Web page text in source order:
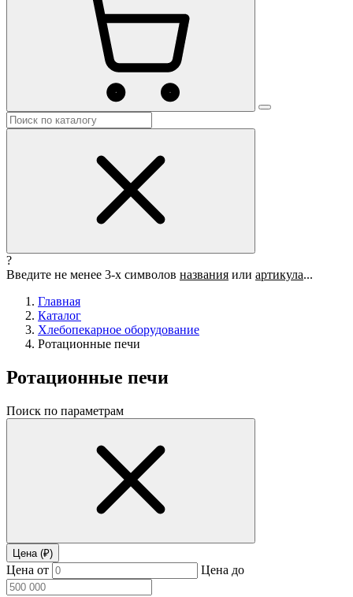
?
Введите не менее 3-х символов названия или артикула...
Главная
Каталог
Хлебопекарное оборудование
Ротационные печи
Ротационные печи
Поиск по параметрам
Цена (₽)
Цена от Цена до